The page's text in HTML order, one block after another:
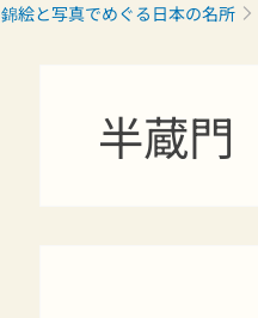
錦絵と写真でめぐる日本の名所
半蔵門